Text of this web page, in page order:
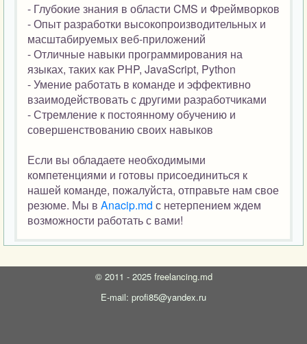
- Глубокие знания в области CMS и Фреймворков
- Опыт разработки высокопроизводительных и
масштабируемых веб-приложений
- Отличные навыки программирования на
языках, таких как PHP, JavaScript, Python
- Умение работать в команде и эффективно
взаимодействовать с другими разработчиками
- Стремление к постоянному обучению и
совершенствованию своих навыков
Если вы обладаете необходимыми
компетенциями и готовы присоединиться к
нашей команде, пожалуйста, отправьте нам свое
резюме. Мы в Anacip.md с нетерпением ждем
возможности работать с вами!
© 2011 - 2025 freelancing.md
E-mail: profi85@yandex.ru